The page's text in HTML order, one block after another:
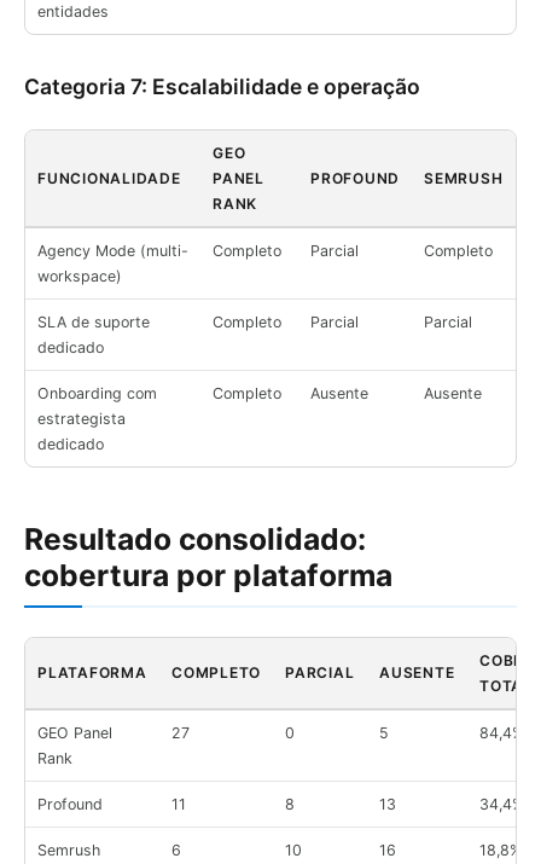
entidades
Categoria 7: Escalabilidade e operação
FUNCIONALIDADE
GEO
PANEL
RANK
PROFOUND SEMRUSH
Agency Mode (multi-
workspace)
Completo Parcial Completo
SLA de suporte
dedicado
Completo Parcial Parcial
Onboarding com
estrategista
dedicado
Completo Ausente Ausente
Resultado consolidado:
cobertura por plataforma
PLATAFORMA COMPLETO PARCIAL AUSENTE
TOTAL
GEO Panel
Rank
27 0 5 84,4%
Profound 11 8 13 34,4%
Semrush 6 10 16 18,8%